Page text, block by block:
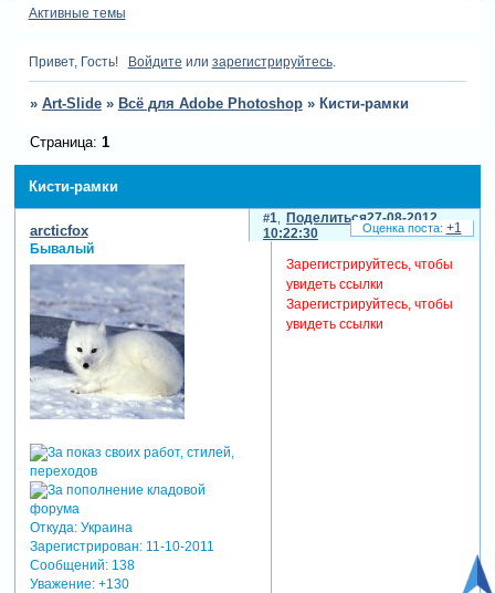
Активные темы
Привет, Гость! Войдите или зарегистрируйтесь.
» Art-Slide » Всё для Adobe Photoshop » Кисти-рамки
Кисти-рамки
Страница: 1
Поделиться
1
27-08-2012
10:22:30
arcticfox
Бывалый
Откуда:Украина
Зарегистрирован: 11-10-2011
Сообщений:138
Уважение: +130
Зарегистрируйтесь, чтобы
увидеть ссылки
Зарегистрируйтесь, чтобы
увидеть ссылки
+1